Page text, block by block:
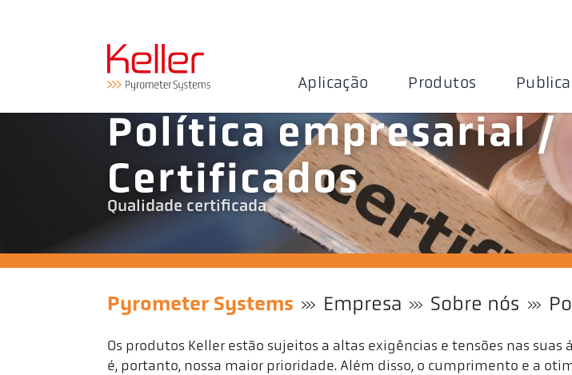
Aplicação Produtos
Política empresarial /
Certificados
Qualidade certificada
Pyrometer Systems Empresa Sobre nós
Os produtos Keller estão sujeitos a altas exigências e tensões nas
é, portanto, nossa maior prioridade. Além disso, o cumprimento e a